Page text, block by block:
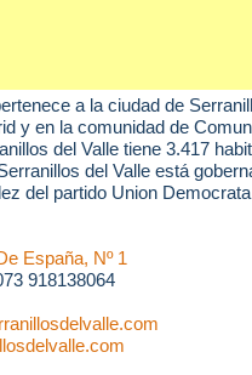
a la ciudad de
y en la comunidad de
del Valle tiene 3.417
del Valle está
del partido Union
España, Nº 1
918138064